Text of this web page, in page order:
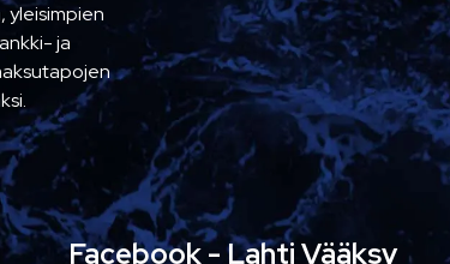
yleisimpien
ja
Facebook - Lahti Vääksy